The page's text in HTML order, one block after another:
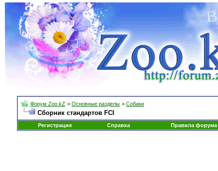
Форум Zoo.kZ > Основные разделы > Собаки
Сборник стандартов FCI
Регистрация Справка Правила форума